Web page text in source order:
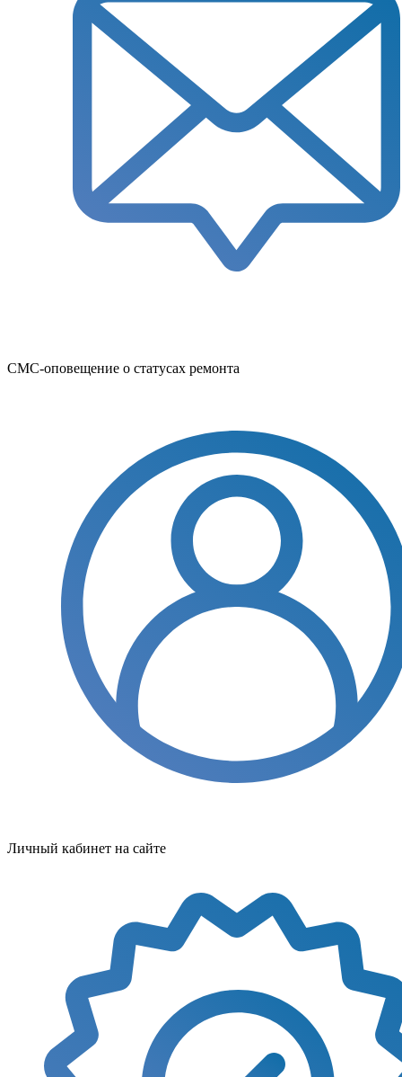
СМС-оповещение о статусах ремонта
Личный кабинет на сайте